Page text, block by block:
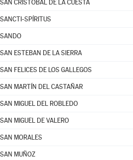
SAN CRISTÓBAL DE LA CUESTA
SANCTI-SPÍRITUS
SANDO
SAN ESTEBAN DE LA SIERRA
SAN FELICES DE LOS GALLEGOS
SAN MARTÍN DEL CASTAÑAR
SAN MIGUEL DEL ROBLEDO
SAN MIGUEL DE VALERO
SAN MORALES
SAN MUÑOZ